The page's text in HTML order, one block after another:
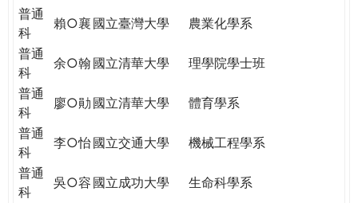
格。r
e
普通
科
賴○襄 國立臺灣大學
農業化學系
普通
科
余○翰 國立清華大學
理學院學士班
普通
科
廖○勛 國立清華大學
體育學系
普通
科
李○怡國立交通大學
機械工程學系
普通
科
吳○容 國立成功大學
生命科學系